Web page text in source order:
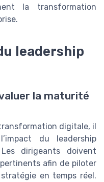
la transformation
leadership
la maturité
digitale, il
du leadership
dirigeants doivent
afin de piloter
en temps réel.